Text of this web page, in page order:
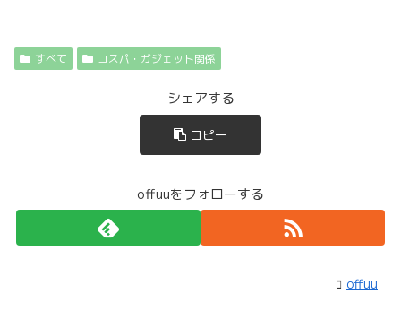
すべて コスパ・ガジェット関係
シェアする
コピー
offuuをフォローする
offuu